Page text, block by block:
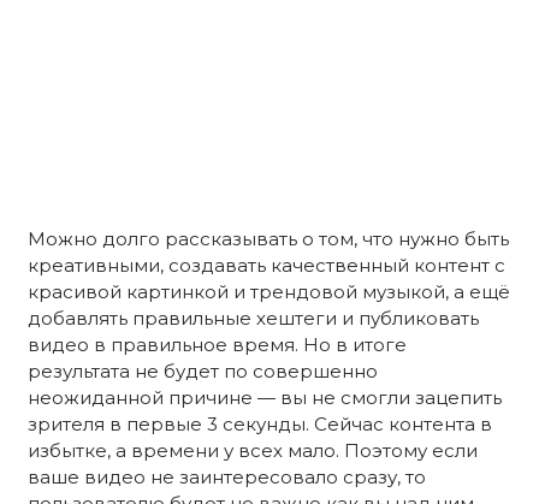
Можно долго рассказывать о том, что нужно быть
креативными, создавать качественный контент с
красивой картинкой и трендовой музыкой, а ещё
добавлять правильные хештеги и публиковать
видео в правильное время. Но в итоге
результата не будет по совершенно
неожиданной причине — вы не смогли зацепить
зрителя в первые 3 секунды. Сейчас контента в
избытке, а времени у всех мало. Поэтому если
ваше видео не заинтересовало сразу, то